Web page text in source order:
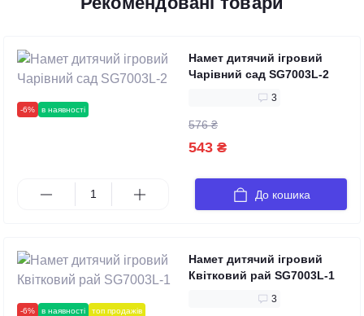
-6% в наявності
Намет дитячий ігровий
Чарівний сад SG7003L-2
3
576 ₴
543 ₴
До кошика
-6% в наявності топ продажів
Намет дитячий ігровий
Квітковий рай SG7003L-1
3